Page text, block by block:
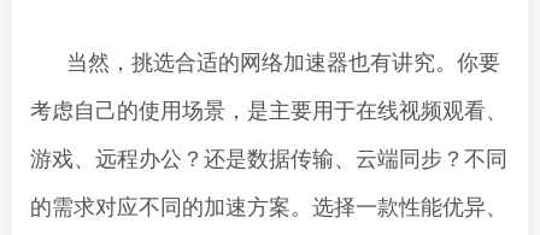
当然，挑选合适的网络加速器也有讲究。你要
考虑自己的使用场景，是主要用于在线视频观看、
游戏、远程办公？还是数据传输、云端同步？不同
的需求对应不同的加速方案。选择一款性能优异、